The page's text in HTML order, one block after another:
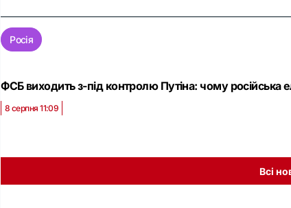
Росія
ФСБ виходить з-під контролю Путіна: чому російська
8 серпня 11:09
Всі